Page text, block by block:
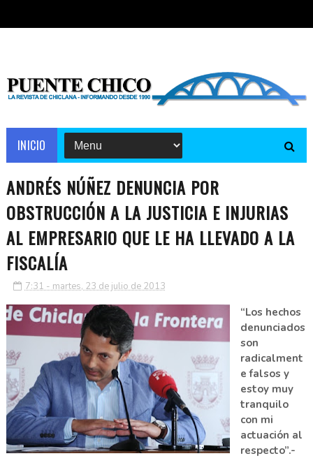
INICIO
ANDRÉS NÚÑEZ DENUNCIA POR
OBSTRUCCIÓN A LA JUSTICIA E INJURIAS
AL EMPRESARIO QUE LE HA LLEVADO A LA
FISCALÍA
7:31 - martes, 23 de julio de 2013
“Los hechos
denunciados
son
radicalment
e falsos y
estoy muy
tranquilo
con mi
actuación al
respecto”.-